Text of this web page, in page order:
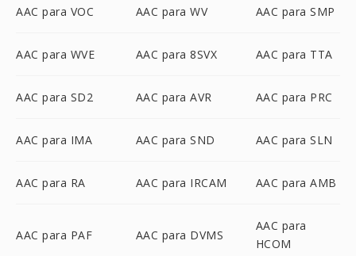
AAC para VOC AAC para WV AAC para SMP
AAC para WVE AAC para 8SVX AAC para TTA
AAC para SD2 AAC para AVR AAC para PRC
AAC para IMA AAC para SND AAC para SLN
AAC para RA AAC para IRCAM AAC para AMB
AAC para PAF AAC para DVMS
AAC para
HCOM